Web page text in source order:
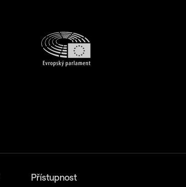
Přístupnost